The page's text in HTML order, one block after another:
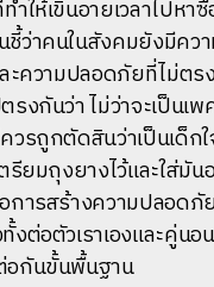
ำให้เขินอายเวลาไปหา
ว่าคนในสังคมยังมีควา
ละความปลอดภัยที่ไม่ต
รงกันว่า ไม่ว่าจะเป็นเ
วรถูกตัดสินว่าเป็นเด็ก
รียมถุงยางไว้และใส่มัน
การสร้างความปลอดภั
ต่อตัวเราเองและคู่นอ
กันขั้นพื้นฐาน